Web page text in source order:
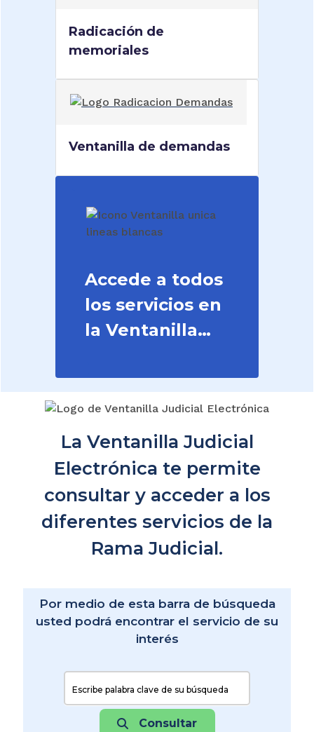
Radicación de
memoriales
Ventanilla de demandas
Accede a todos
los servicios en
la Ventanilla
La Ventanilla Judicial
Electrónica te permite
consultar y acceder a los
diferentes servicios de la
Rama Judicial.
Por medio de esta barra de búsqueda
usted podrá encontrar el servicio de su
interés
Consultar